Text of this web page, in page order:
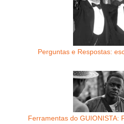
Perguntas e Respostas:
Ferramentas do GUIONISTA: